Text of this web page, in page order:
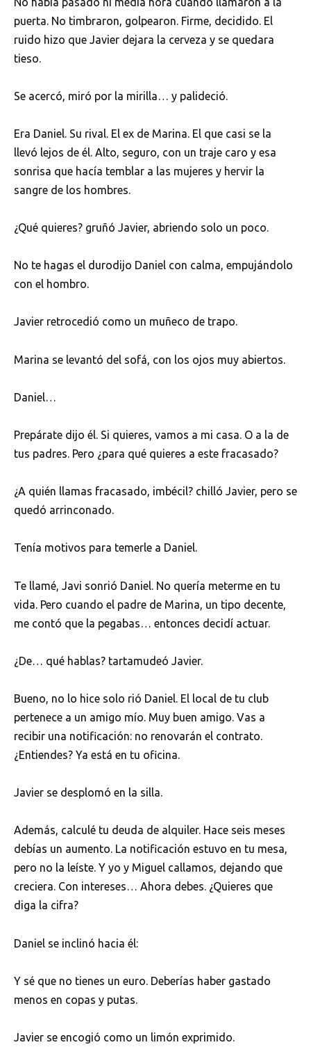
puerta. No timbraron, golpearon. Firme, decidido. El
ruido hizo que Javier dejara la cerveza y se quedara
tieso.
Se acercó, miró por la mirilla… y palideció.
Era Daniel. Su rival. El ex de Marina. El que casi se la
llevó lejos de él. Alto, seguro, con un traje caro y esa
sonrisa que hacía temblar a las mujeres y hervir la
sangre de los hombres.
¿Qué quieres? gruñó Javier, abriendo solo un poco.
No te hagas el durodijo Daniel con calma, empujándolo
con el hombro.
Javier retrocedió como un muñeco de trapo.
Marina se levantó del sofá, con los ojos muy abiertos.
Daniel…
Prepárate dijo él. Si quieres, vamos a mi casa. O a la de
tus padres. Pero ¿para qué quieres a este fracasado?
¿A quién llamas fracasado, imbécil? chilló Javier, pero se
quedó arrinconado.
Tenía motivos para temerle a Daniel.
Te llamé, Javi sonrió Daniel. No quería meterme en tu
vida. Pero cuando el padre de Marina, un tipo decente,
me contó que la pegabas… entonces decidí actuar.
¿De… qué hablas? tartamudeó Javier.
Bueno, no lo hice solo rió Daniel. El local de tu club
pertenece a un amigo mío. Muy buen amigo. Vas a
recibir una notificación: no renovarán el contrato.
¿Entiendes? Ya está en tu oficina.
Javier se desplomó en la silla.
Además, calculé tu deuda de alquiler. Hace seis meses
debías un aumento. La notificación estuvo en tu mesa,
pero no la leíste. Y yo y Miguel callamos, dejando que
creciera. Con intereses… Ahora debes. ¿Quieres que
diga la cifra?
Daniel se inclinó hacia él:
Y sé que no tienes un euro. Deberías haber gastado
menos en copas y putas.
Javier se encogió como un limón exprimido.